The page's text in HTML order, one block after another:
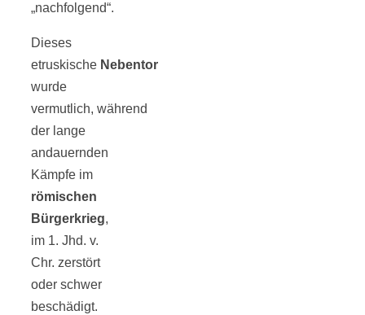
„nachfolgend“.
Dieses
etruskische Nebentor
wurde
vermutlich, während
der lange
andauernden
Kämpfe im
römischen
Bürgerkrieg,
im 1. Jhd. v.
Chr. zerstört
oder schwer
beschädigt.